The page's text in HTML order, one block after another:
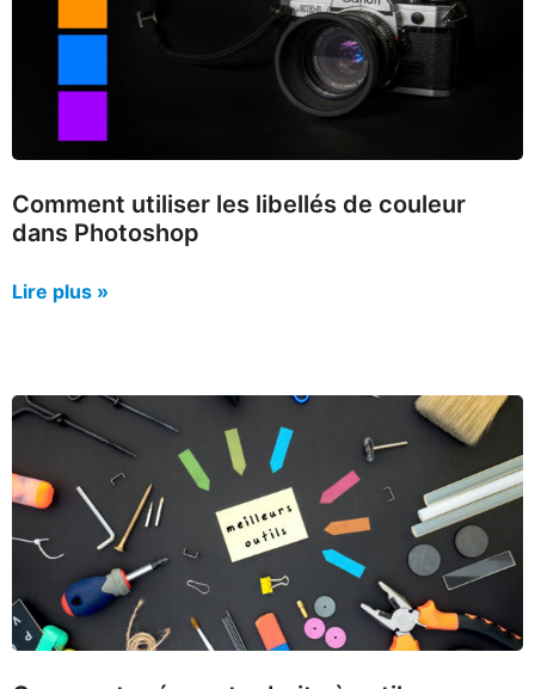
Comment utiliser les libellés de couleur
dans Photoshop
Lire plus »